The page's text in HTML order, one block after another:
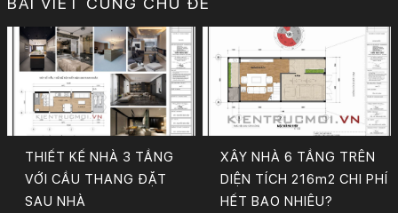
THIẾT KẾ NHÀ 3 TẦNG
VỚI CẦU THANG ĐẶT
SAU NHÀ
XÂY NHÀ 6 TẦNG TRÊN
DIỆN TÍCH 216m2 CHI PHÍ
HẾT BAO NHIÊU?